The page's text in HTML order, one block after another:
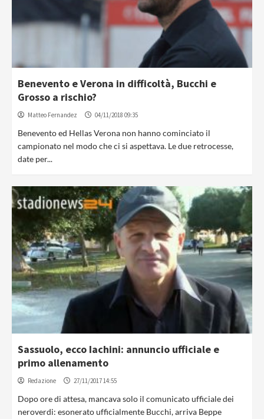
Benevento e Verona in difficoltà, Bucchi e
Grosso a rischio?
Matteo Fernandez 04/11/2018 09:35
Benevento ed Hellas Verona non hanno cominciato il
campionato nel modo che ci si aspettava. Le due retrocesse,
date per...
Sassuolo, ecco Iachini: annuncio ufficiale e
primo allenamento
Redazione 27/11/2017 14:55
Dopo ore di attesa, mancava solo il comunicato ufficiale dei
neroverdi: esonerato ufficialmente Bucchi, arriva Beppe